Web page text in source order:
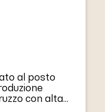
al posto
con alta